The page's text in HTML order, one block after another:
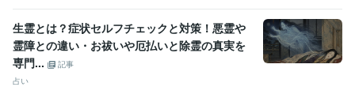
生霊とは？症状セルフチェックと対策！悪霊や
霊障との違い・お祓いや厄払いと除霊の真実を
専門...
記事
占い